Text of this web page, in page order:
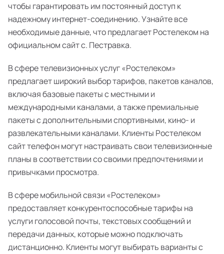
чтобы гарантировать им постоянный доступ к
надежному интернет-соединению. Узнайте все
необходимые данные, что предлагает Ростелеком на
официальном сайт с. Пестравка.
В сфере телевизионных услуг «Ростелеком»
предлагает широкий выбор тарифов, пакетов каналов,
включая базовые пакеты с местными и
международными каналами, а также премиальные
пакеты с дополнительными спортивными, кино- и
развлекательными каналами. Клиенты Ростелеком
сайт телефон могут настраивать свои телевизионные
планы в соответствии со своими предпочтениями и
привычками просмотра.
В сфере мобильной связи «Ростелеком»
предоставляет конкурентоспособные тарифы на
услуги голосовой почты, текстовых сообщений и
передачи данных, которые можно подключать
дистанционно. Клиенты могут выбирать варианты с